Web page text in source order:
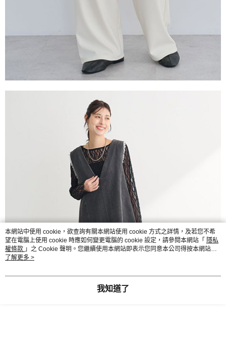
本網站中使用 cookie，欲查詢有關本網站使用 cookie 方式之詳情，及若您不希
望在電腦上使用 cookie 時應如何變更電腦的 cookie 設定，請參閱本網站「 隱私
權條款 」之 Cookie 聲明。您繼續使用本網站即表示您同意本公司得按本網站使
用條款之 Cookie 聲明使用 cookie。
了解更多 >
我知道了